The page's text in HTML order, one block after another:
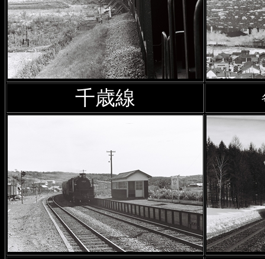
追加
2025年11月17日 茂尻炭鉱専
されたコッペル1-C-1型タン
2025年11月5日札幌営林局
の場所について」を追記
廃駅を訪ねて
2025年10月17日森林鉄道の
線の線形について」を追記
2025年8月5日沿線風景 函館
千歳線